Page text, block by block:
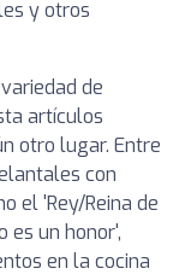
y otros
de
artículos
otro lugar. Entre
con
el 'Rey/Reina de
es un honor',
en la cocina